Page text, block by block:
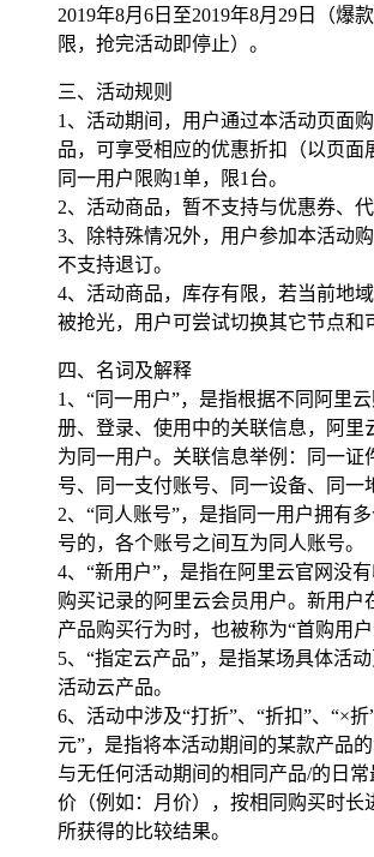
2019年8月6日至2019年8月29日（爆
限，抢完活动即停止）。
三、活动规则
1、活动期间，用户通过本活动页面
品，可享受相应的优惠折扣（以页面
同一用户限购1单，限1台。
2、活动商品，暂不支持与优惠券、代
3、除特殊情况外，用户参加本活动购
不支持退订。
4、活动商品，库存有限，若当前地
被抢光，用户可尝试切换其它节点和
四、名词及解释
1、“同一用户”，是指根据不同阿里
册、登录、使用中的关联信息，阿里
为同一用户。关联信息举例：同一证
号、同一支付账号、同一设备、同一
2、“同人账号”，是指同一用户拥有
号的，各个账号之间互为同人账号。
4、“新用户”，是指在阿里云官网没
购买记录的阿里云会员用户。新用户
产品购买行为时，也被称为“首购用户
5、“指定云产品”，是指某场具体活
活动云产品。
6、活动中涉及“打折”、“折扣”、“×折
元”，是指将本活动期间的某款产品的
与无任何活动期间的相同产品/的日常
价（例如：月价），按相同购买时长
所获得的比较结果。